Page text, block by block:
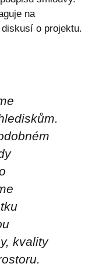
na
o projektu.
kvality